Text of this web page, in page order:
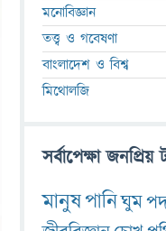
মনোবিজ্ঞান
তত্ত্ব ও গবেষণা
বাংলাদেশ ও বিশ্ব
মিথোলজি
সর্বাপেক্ষা জনপ্রিয়
মানুষপানিঘুম